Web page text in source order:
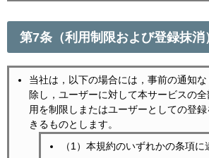
第7条（利用制限および登録抹消
当社は，以下の場合には，事前の通知
除し，ユーザーに対して本サービスの全
用を制限しまたはユーザーとしての登
きるものとします。
（1）本規約のいずれかの条項に